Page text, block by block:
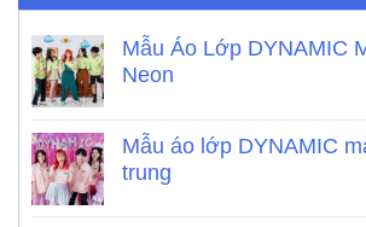
Mẫu Áo Lớp DYNAMIC
Neon
Mẫu áo lớp DYNAMIC
trung